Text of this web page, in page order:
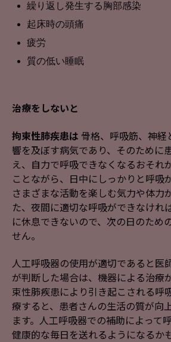
繰り返し発生する胸部感染
起床時の頭痛
疲労
質の低い睡眠
治療をしないと
拘束性肺疾患は 骨格、呼吸筋、神
響を及ぼす病気であり、そのために
え、自力で呼吸できなくなるおそれ
ことながら、日中にしっかりと呼吸
さまざまな活動を楽しむ気力や体力
た、夜間に適切な呼吸ができなけれ
に休息できないので、次の日のため
せん。
人工呼吸器の使用が適切であると医
が判断した場合は、機器による治療
束性肺疾患により引き起こされる呼
療すると、患者さんの生活の質が向
ます。人工呼吸器での補助によって
健康的な毎日を送れるようになるか